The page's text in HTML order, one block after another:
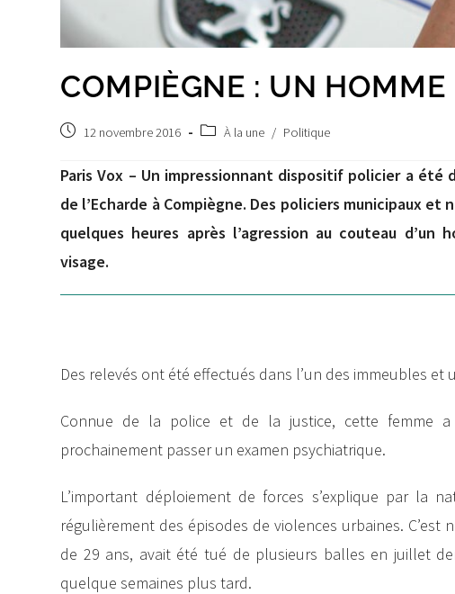
COMPIÈGNE : UN
Publication
12 novembre 2016
PostÀ la une / Politique
Paris Vox – Un impressionnant dispositif policier a
de l’Echarde à Compiègne. Des policiers municipaux
quelques heures après l’agression au couteau d’un
visage.
Des relevés ont été effectués dans l’un des immeubles et
Connue de la police et de la justice, cette femme
prochainement passer un examen psychiatrique.
L’important déploiement de forces s’explique par la
régulièrement des épisodes de violences urbaines.
de 29 ans, avait été tué de plusieurs balles en juillet
quelque semaines plus tard.